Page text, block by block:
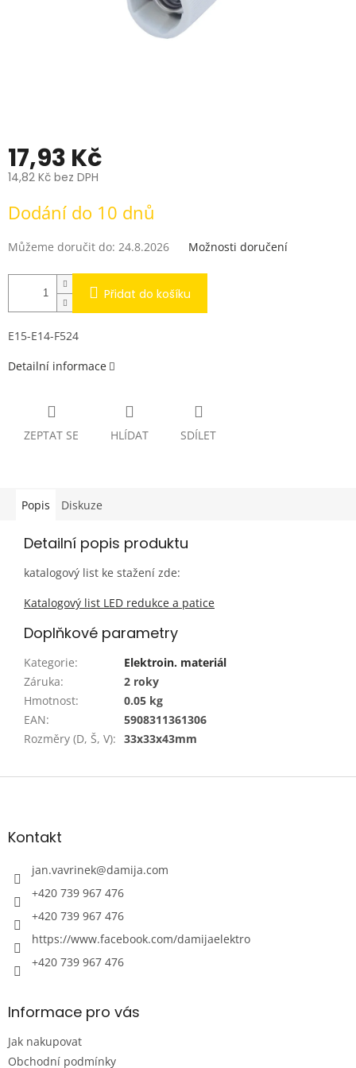
17,93 Kč
14,82 Kč bez DPH
cena:
Dodání do 10 dnů
Můžeme doručit do: 24.8.2026 Možnosti doručení
Přidat do košíku
E15-E14-F524
Detailní informace
ZEPTAT SE HLÍDAT SDÍLET
Popis Diskuze
Detailní popis produktu
katalogový list ke stažení zde:
Katalogový list LED redukce a patice
Doplňkové parametry
Kategorie:
Elektroin. materiál
Záruka:
2 roky
Hmotnost:
0.05 kg
EAN:
5908311361306
Rozměry (D, Š, V): 33x33x43mm
Z
aKontakt
jan.vavrinek@damija.com
+420 739 967 476
+420 739 967 476
https://www.facebook.com/damijaelektro
+420 739 967 476
Informace pro vás
Jak nakupovat
Obchodní podmínky